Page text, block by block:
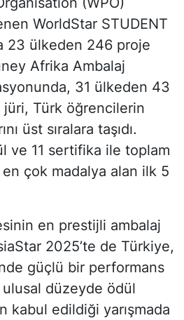
WorldStar STUDENT
23 ülkeden 246 proje
Afrika Ambalaj
31 ülkeden 43
jüri, Türk öğrencilerin
üst sıralara taşıdı.
ve 11 sertifika ile toplam
çok madalya alan ilk 5
en prestijli ambalaj
2025’te de Türkiye,
güçlü bir performans
ulusal düzeyde ödül
kabul edildiği yarışmada